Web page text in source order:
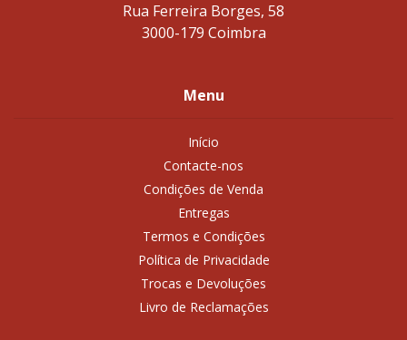
Rua Ferreira Borges, 58
3000-179 Coimbra
Menu
Início
Contacte-nos
Condições de Venda
Entregas
Termos e Condições
Política de Privacidade
Trocas e Devoluções
Livro de Reclamações